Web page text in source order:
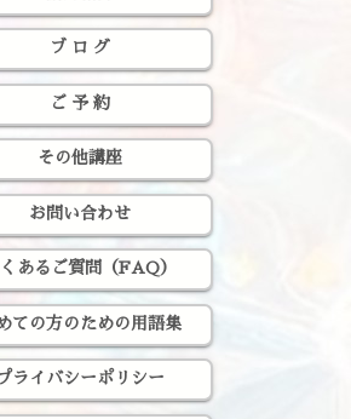
ブ ロ グ
ご 予 約
その他講座
お問い合わせ
あるご質問（FAQ）
ての方のための用語集
ライバシーポリシー